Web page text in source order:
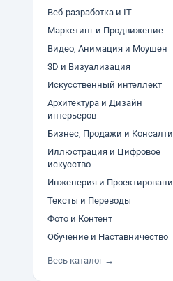
Веб-разработка и IT
Маркетинг и Продвижение
Видео, Анимация и Моушен
3D и Визуализация
Искусственный интеллект
Архитектура и Дизайн
интерьеров
Бизнес, Продажи и
Иллюстрация и Цифровое
искусство
Инженерия и
Тексты и Переводы
Фото и Контент
Обучение и Наставничество
Весь каталог →